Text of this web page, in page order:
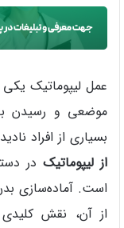
عمل لیپوماتیک
موضعی و رسیدن
بسیاری از افراد
از لیپوماتیک در
است. آماده‌سازی
از آن، نقش